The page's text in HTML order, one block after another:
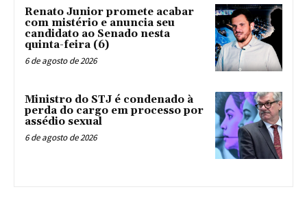
Renato Junior promete acabar
com mistério e anuncia seu
candidato ao Senado nesta
quinta-feira (6)
6 de agosto de 2026
Ministro do STJ é condenado à
perda do cargo em processo por
assédio sexual
6 de agosto de 2026